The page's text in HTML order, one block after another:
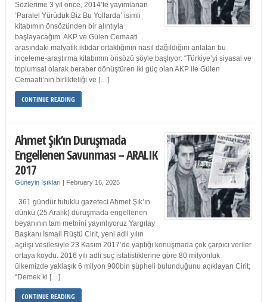
Sözlerime 3 yıl önce, 2014’te yayımlanan
‘Paralel Yürüdük Biz Bu Yollarda’ isimli
kitabımın önsözünden bir alıntıyla
başlayacağım. AKP ve Gülen Cemaati
arasındaki mafyatik iktidar ortaklığının nasıl dağıldığını anlatan bu
inceleme-araştırma kitabımın önsözü şöyle başlıyor: “Türkiye’yi siyasal ve
toplumsal olarak beraber dönüştüren iki güç olan AKP ile Gülen
Cemaati’nin birlikteliği ve […]
CONTINUE READING
Ahmet Şık’ın Duruşmada
Engellenen Savunması – ARALIK
2017
Güneyin Işıkları | February 16, 2025
361 gündür tutuklu gazeteci Ahmet Şık’ın
dünkü (25 Aralık) duruşmada engellenen
beyanının tam metnini yayınlıyoruz Yargıtay
Başkanı İsmail Rüştü Cirit, yeni adli yılın
açılışı vesilesiyle 23 Kasım 2017’de yaptığı konuşmada çok çarpıcı veriler
ortaya koydu. 2016 yılı adli suç istatistiklerine göre 80 milyonluk
ülkemizde yaklaşık 6 milyon 900bin şüpheli bulunduğunu açıklayan Cirit;
“Demek ki […]
CONTINUE READING